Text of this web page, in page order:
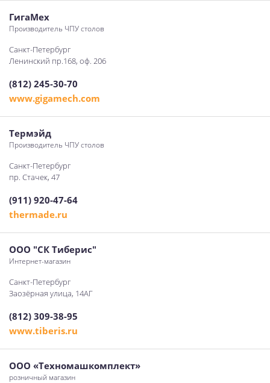
ГигаМех
Производитель ЧПУ столов
Санкт-Петербург
Ленинский пр.168, оф. 206
(812) 245-30-70
www.gigamech.com
Термэйд
Производитель ЧПУ столов
Санкт-Петербург
пр. Стачек, 47
(911) 920-47-64
thermade.ru
ООО "СК Тиберис"
Интернет-магазин
Санкт-Петербург
Заозёрная улица, 14АГ
(812) 309-38-95
www.tiberis.ru
ООО «Техномашкомплект»
розничный магазин